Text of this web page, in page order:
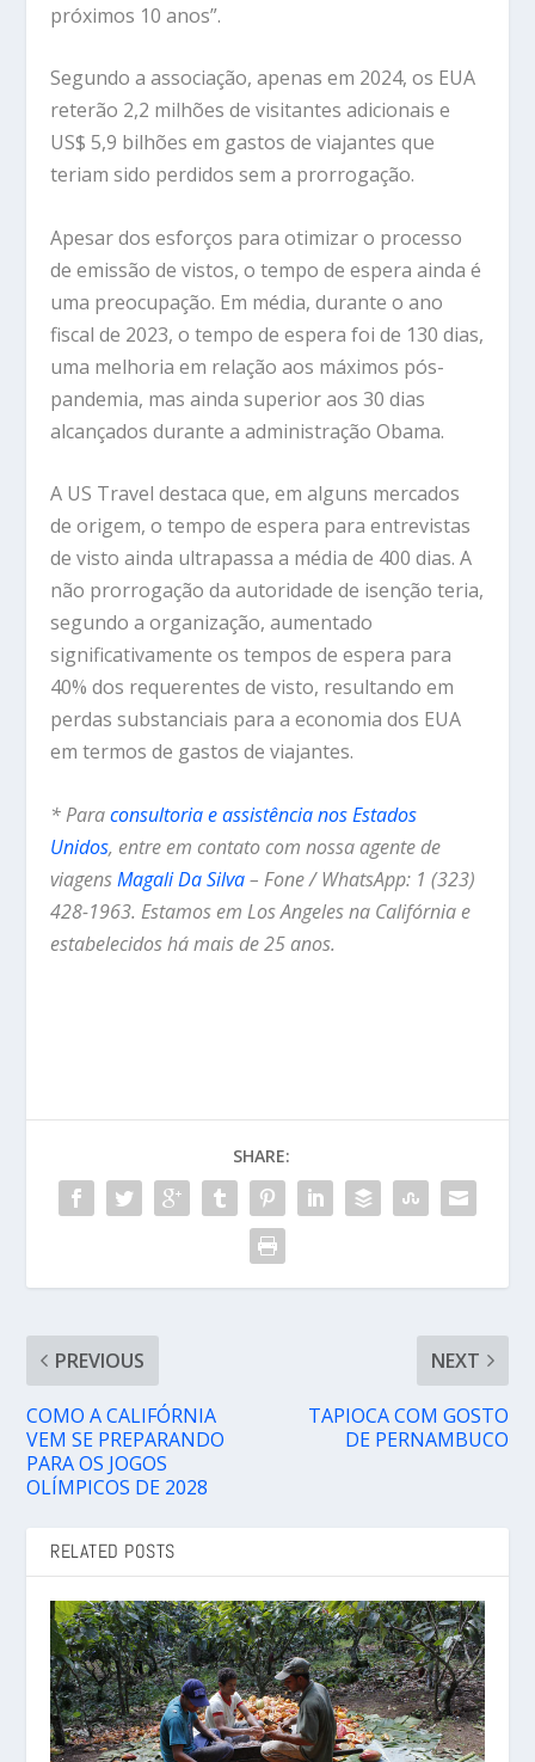
próximos 10 anos”.
Segundo a associação, apenas em 2024, os EUA
reterão 2,2 milhões de visitantes adicionais e
US$ 5,9 bilhões em gastos de viajantes que
teriam sido perdidos sem a prorrogação.
Apesar dos esforços para otimizar o processo
de emissão de vistos, o tempo de espera ainda é
uma preocupação. Em média, durante o ano
fiscal de 2023, o tempo de espera foi de 130 dias,
uma melhoria em relação aos máximos pós-
pandemia, mas ainda superior aos 30 dias
alcançados durante a administração Obama.
A US Travel destaca que, em alguns mercados
de origem, o tempo de espera para entrevistas
de visto ainda ultrapassa a média de 400 dias. A
não prorrogação da autoridade de isenção teria,
segundo a organização, aumentado
significativamente os tempos de espera para
40% dos requerentes de visto, resultando em
perdas substanciais para a economia dos EUA
em termos de gastos de viajantes.
* Paraconsultoria e assistência nos Estados
Unidos, entre em contato com nossa agente de
viagensMagali Da Silva– Fone / WhatsApp: 1 (323)
428-1963. Estamos em Los Angeles na Califórnia e
estabelecidos há mais de 25 anos.
SHARE:
PREVIOUS
COMO A CALIFÓRNIA
VEM SE PREPARANDO
PARA OS JOGOS
OLÍMPICOS DE 2028
NEXT
TAPIOCA COM GOSTO
DE PERNAMBUCO
RELATED POSTS